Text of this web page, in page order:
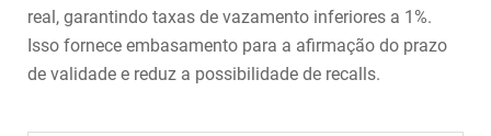
real, garantindo taxas de vazamento inferiores a 1%.
Isso fornece embasamento para a afirmação do prazo
de validade e reduz a possibilidade de recalls.